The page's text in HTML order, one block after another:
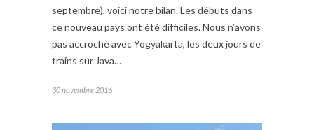
septembre), voici notre bilan. Les débuts dans
ce nouveau pays ont été difficiles. Nous n’avons
pas accroché avec Yogyakarta, les deux jours de
trains sur Java…
30 novembre 2016